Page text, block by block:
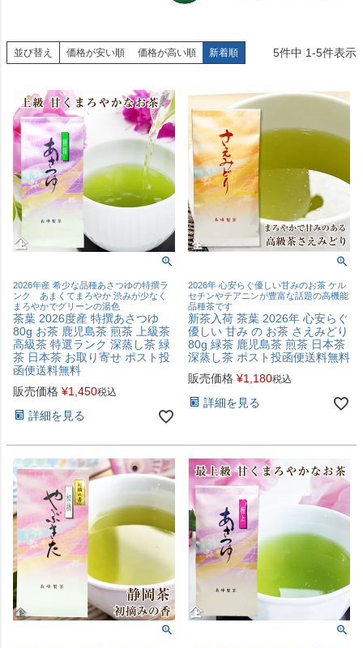
並び替え 価格が安い順 価格が高い順 新着順 5件中 1-5件表示
2026年産 希少な品種あさつゆの特撰ラ
ンク あまくてまろやか 渋みが少なく
まろやかでグリーンの湯色
茶葉 2026度産 特撰あさつゆ
80g お茶 鹿児島茶 煎茶 上級茶
高級茶 特選ランク 深蒸し茶 緑
茶 日本茶 お取り寄せ ポスト投
函便送料無料
販売価格 ¥1,450税込
詳細を見る
2026年 心安らぐ優しい甘みのお茶 ケル
セチンやテアニンが豊富な話題の高機能
品種茶です
新茶入荷 茶葉 2026年 心安らぐ
優しい 甘み の お茶 さえみどり
80g 緑茶 鹿児島茶 煎茶 日本茶
深蒸し茶 ポスト投函便送料無料
販売価格 ¥1,180税込
詳細を見る